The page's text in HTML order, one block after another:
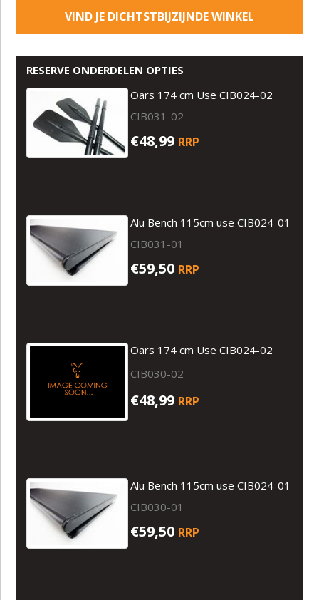
VIND JE DICHTSTBIJZIJNDE WINKEL
RESERVE ONDERDELEN OPTIES
Oars 174 cm Use CIB024-02
CIB031-02
€48,99 RRP
Alu Bench 115cm use CIB024-01
CIB031-01
€59,50 RRP
Oars 174 cm Use CIB024-02
CIB030-02
€48,99 RRP
Alu Bench 115cm use CIB024-01
CIB030-01
€59,50 RRP